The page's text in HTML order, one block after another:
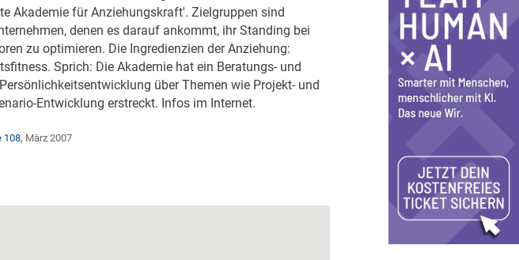
Akademie für Anziehungskraft'. Zielgruppen sind
denen es darauf ankommt, ihr Standing bei
zu optimieren. Die Ingredienzien der Anziehung:
Sprich: Die Akademie hat ein Beratungs- und
über Themen wie Projekt- und
Entwicklung erstreckt. Infos im Internet.
108, März 2007